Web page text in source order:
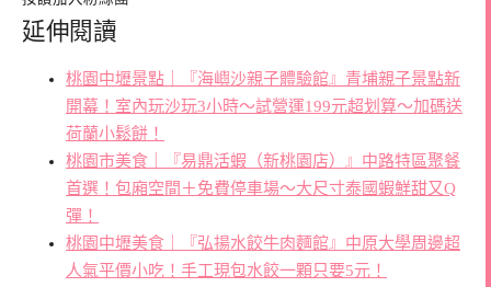
延伸閱讀
桃園中壢景點｜『海嶼沙親子體驗館』青埔親子景點新
開幕！室內玩沙玩3小時～試營運199元超划算～加碼送
荷蘭小鬆餅！
桃園市美食｜『易鼎活蝦（新桃園店）』中路特區聚餐
首選！包廂空間＋免費停車場～大尺寸泰國蝦鮮甜又Q
彈！
桃園中壢美食｜『弘揚水餃牛肉麵館』中原大學周邊超
人氣平價小吃！手工現包水餃一顆只要5元！